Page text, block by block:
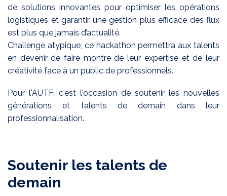
de solutions innovantes pour optimiser les opérations
logistiques et garantir une gestion plus efficace des flux
est plus que jamais d’actualité.
Challenge atypique, ce hackathon permettra aux talents
en devenir de faire montre de leur expertise et de leur
créativité face à un public de professionnels.
Pour l'AUTF, c'est l'occasion de soutenir les nouvelles
générations et talents de demain dans leur
professionnalisation.
Soutenir les talents de
demain